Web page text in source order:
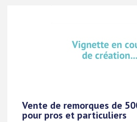
Vente de remorques de
pour pros et particuliers